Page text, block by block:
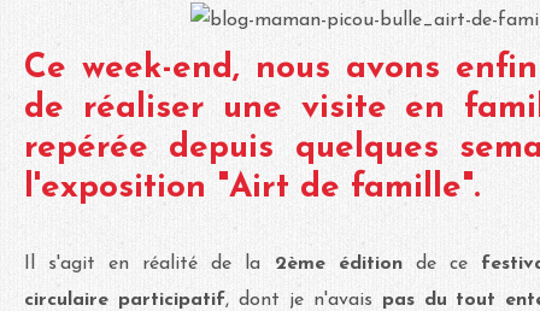
Ce week-end, nous avons
de réaliser une visite en
repérée depuis quelques
l'exposition "Airt de famille".
Il s'agit en réalité de la 2ème édition de ce
circulaire participatif, dont je n'avais pas du tout